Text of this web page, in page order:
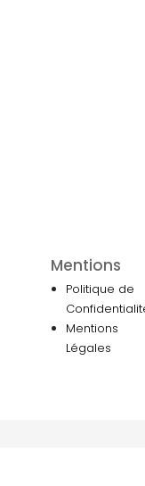
Mentions
Politique de
Mentions
Légales